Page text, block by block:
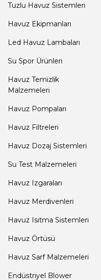
Pool Havuz
Jenaratörü Hücre
Parça Sarf
Sistemleri
Sehpa
Tuzlu Havuz Sistemleri
Havuz Ekipmanları
Led Havuz Lambaları
Su Spor Ürünleri
Havuz Temizlik
Malzemeleri
Havuz Pompaları
Havuz Filtreleri
Havuz Dozaj Sistemleri
Su Test Malzemeleri
Havuz Izgaraları
Havuz Merdivenleri
Havuz Isıtma Sistemleri
Havuz Örtüsü
Havuz Sarf Malzemeleri
Endüstriyel Blower